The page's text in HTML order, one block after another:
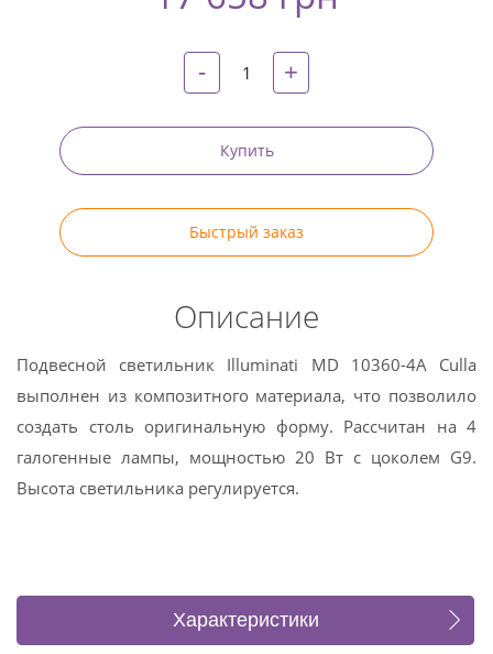
- +
Купить
Быстрый заказ
Описание
Подвесной светильник Illuminati MD 10360-4A Culla
выполнен из композитного материала, что позволило
создать столь оригинальную форму. Рассчитан на 4
галогенные лампы, мощностью 20 Вт с цоколем G9.
Высота светильника регулируется.
Характеристики
Отзывы